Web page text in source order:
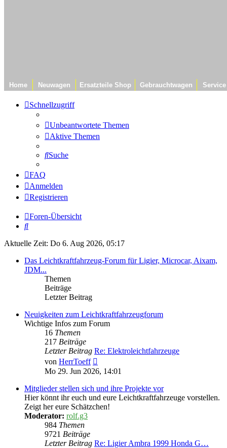
Home Neuwagen Ersatzteile Shop Gebrauchtwagen Service
Schnellzugriff
Unbeantwortete Themen
Aktive Themen
Suche
FAQ
Anmelden
Registrieren
Foren-Übersicht
Suche
Aktuelle Zeit: Do 6. Aug 2026, 05:17
Das Leichtkraftfahrzeug-Forum für Ligier, Microcar, Aixam,
JDM...
Themen
Beiträge
Letzter Beitrag
Neuigkeiten zum Leichtkraftfahrzeugforum
Wichtige Infos zum Forum
16 Themen
217 Beiträge
Letzter Beitrag Re: Elektroleichtfahrzeuge
von HerrToeff
Beitrag
Mo 29. Jun 2026, 14:01
Mitglieder stellen sich und ihre Projekte vor
Hier könnt ihr euch und eure Leichtkraftfahrzeuge vorstellen.
Zeigt her eure Schätzchen!
Moderator: rolf.g3
984 Themen
9721 Beiträge
Letzter Beitrag Re: Ligier Ambra 1999 Honda G…